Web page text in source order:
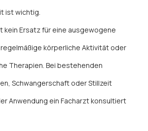
ist wichtig.
kein Ersatz für eine ausgewogene
regelmäßige körperliche Aktivität oder
Therapien. Bei bestehenden
Schwangerschaft oder Stillzeit
Anwendung ein Facharzt konsultiert